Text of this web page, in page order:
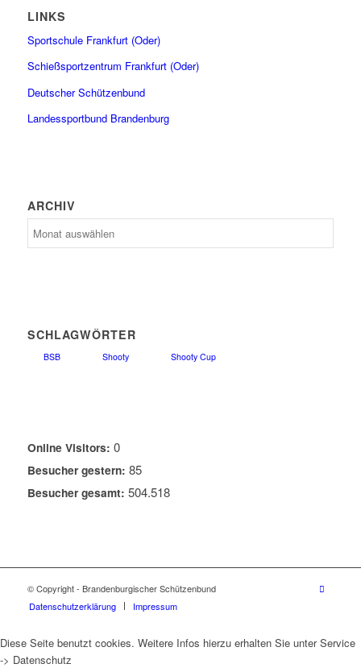
LINKS
Sportschule Frankfurt (Oder)
Schießsportzentrum Frankfurt (Oder)
Deutscher Schützenbund
Landessportbund Brandenburg
ARCHIV
SCHLAGWÖRTER
BSB Shooty Shooty Cup
Online Visitors: 0
Besucher gestern: 85
Besucher gesamt: 504.518
© Copyright - Brandenburgischer Schützenbund
Datenschutzerklärung
Impressum
Diese Seite benutzt cookies. Weitere Infos hierzu erhalten Sie unter Service
-> Datenschutz